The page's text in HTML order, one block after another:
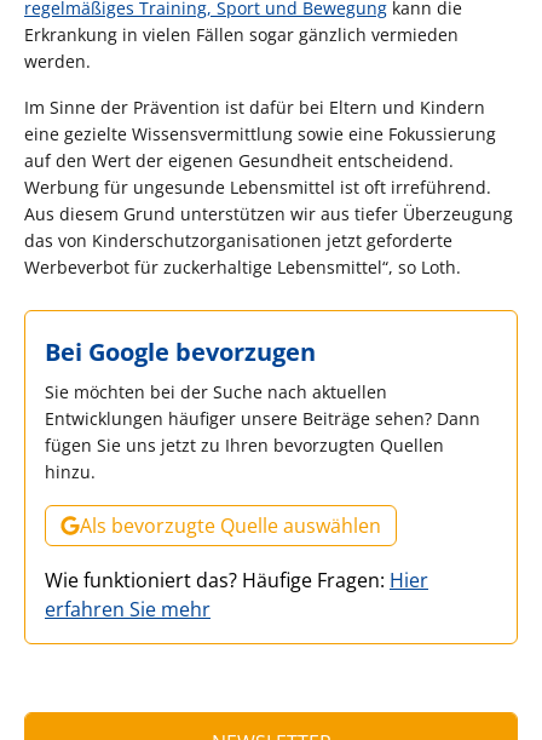
regelmäßiges Training, Sport und Bewegung kann die
Erkrankung in vielen Fällen sogar gänzlich vermieden
werden.
Im Sinne der Prävention ist dafür bei Eltern und Kindern
eine gezielte Wissensvermittlung sowie eine Fokussierung
auf den Wert der eigenen Gesundheit entscheidend.
Werbung für ungesunde Lebensmittel ist oft irreführend.
Aus diesem Grund unterstützen wir aus tiefer Überzeugung
das von Kinderschutzorganisationen jetzt geforderte
Werbeverbot für zuckerhaltige Lebensmittel“, so Loth.
Bei Google bevorzugen
Sie möchten bei der Suche nach aktuellen
Entwicklungen häufiger unsere Beiträge sehen? Dann
fügen Sie uns jetzt zu Ihren bevorzugten Quellen
hinzu.
Als bevorzugte Quelle auswählen
Wie funktioniert das? Häufige Fragen: Hier
erfahren Sie mehr